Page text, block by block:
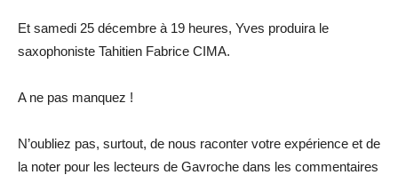
Et samedi 25 décembre à 19 heures, Yves produira le
saxophoniste Tahitien Fabrice CIMA.
A ne pas manquez !
N’oubliez pas, surtout, de nous raconter votre expérience et de
la noter pour les lecteurs de Gavroche dans les commentaires